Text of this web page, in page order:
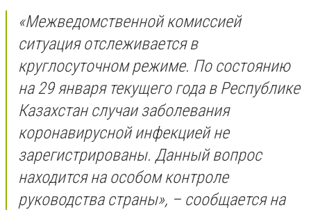
«Межведомственной комиссией
ситуация отслеживается в
круглосуточном режиме. По состоянию
на 29 января текущего года в Республике
Казахстан случаи заболевания
коронавирусной инфекцией не
зарегистрированы. Данный вопрос
находится на особом контроле
руководства страны», – сообщается на